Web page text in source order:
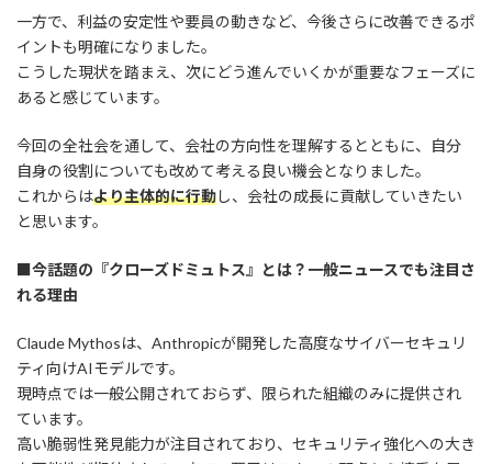
一方で、利益の安定性や要員の動きなど、今後さらに改善できるポ
イントも明確になりました。
こうした現状を踏まえ、次にどう進んでいくかが重要なフェーズに
あると感じています。
今回の全社会を通して、会社の方向性を理解するとともに、自分
自身の役割についても改めて考える良い機会となりました。
これからはより主体的に行動し、会社の成長に貢献していきたい
と思います。
■今話題の『クローズドミュトス』とは？一般ニュースでも注目さ
れる理由
Claude Mythosは、Anthropicが開発した高度なサイバーセキュリ
ティ向けAIモデルです。
現時点では一般公開されておらず、限られた組織のみに提供され
ています。
高い脆弱性発見能力が注目されており、セキュリティ強化への大き